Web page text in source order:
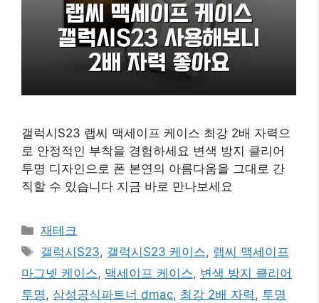
갤럭시S23 랩씨 맥세이프 케이스 최강 2배 자력으
로 안정적인 부착을 경험하세요 변색 방지 클리어
투명 디자인으로 폰 본연의 아름다움을 그대로 간
직할 수 있습니다 지금 바로 만나보세요
카
테
리
재테크
태
그
갤럭시S23, 갤럭시S23 케이스, 랩씨 맥세이프
마그넷 케이스, 맥세이프 케이스, 변색 방지 클리어
투명 , 삼성공식파트너 dmac, 최강 2배 자력 , 투명